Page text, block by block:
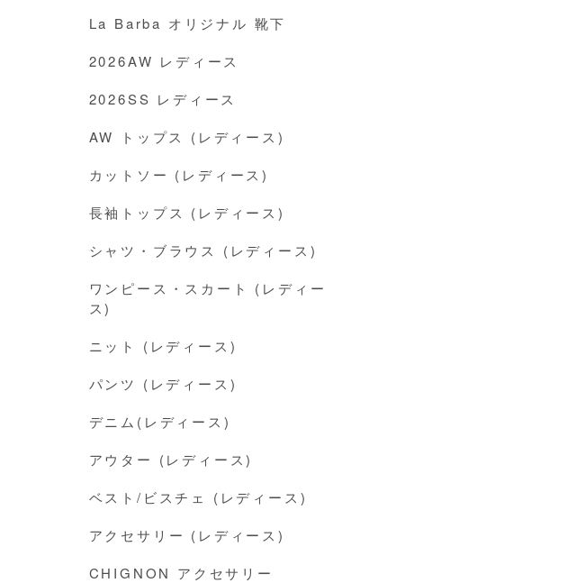
La Barba オリジナル 靴下
2026AW レディース
2026SS レディース
AW トップス (レディース)
カットソー (レディース)
長袖トップス (レディース)
シャツ・ブラウス (レディース)
ワンピース・スカート (レディー
ス)
ニット (レディース)
パンツ (レディース)
デニム(レディース)
アウター (レディース)
ベスト/ビスチェ (レディース)
アクセサリー (レディース)
CHIGNON アクセサリー